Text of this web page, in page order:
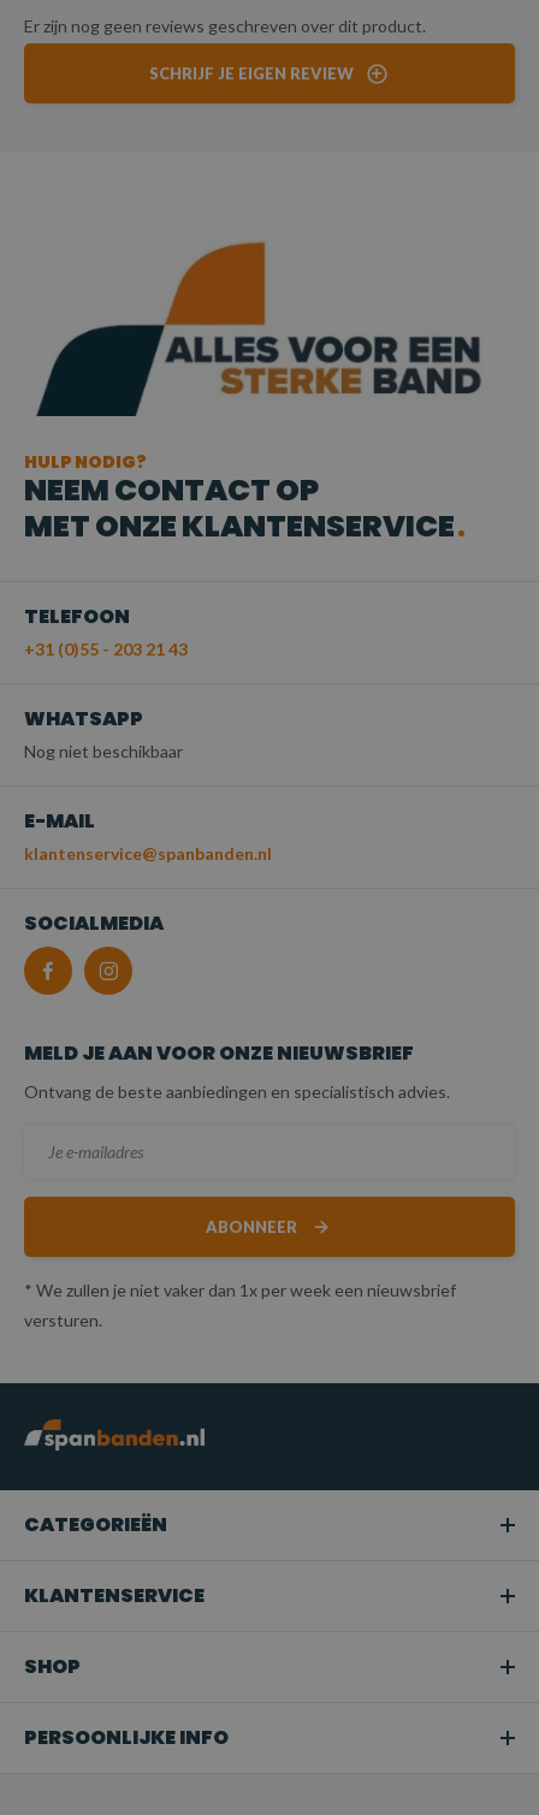
Er zijn nog geen reviews geschreven over dit product.
SCHRIJF JE EIGEN REVIEW
HULP NODIG?
NEEM CONTACT OP
MET ONZE KLANTENSERVICE
TELEFOON
+31 (0)55 - 203 21 43
WHATSAPP
Nog niet beschikbaar
E-MAIL
klantenservice@spanbanden.nl
SOCIALMEDIA
MELD JE AAN VOOR ONZE NIEUWSBRIEF
Ontvang de beste aanbiedingen en specialistisch advies.
ABONNEER
* We zullen je niet vaker dan 1x per week een nieuwsbrief
versturen.
CATEGORIEËN
KLANTENSERVICE
SHOP
PERSOONLIJKE INFO